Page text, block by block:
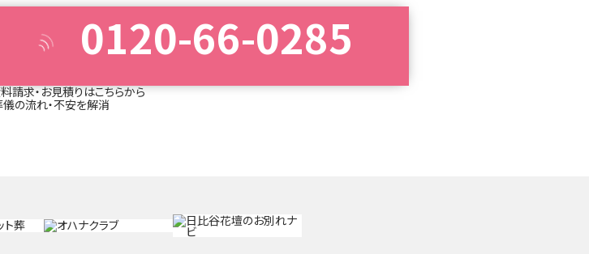
0120-66-0285